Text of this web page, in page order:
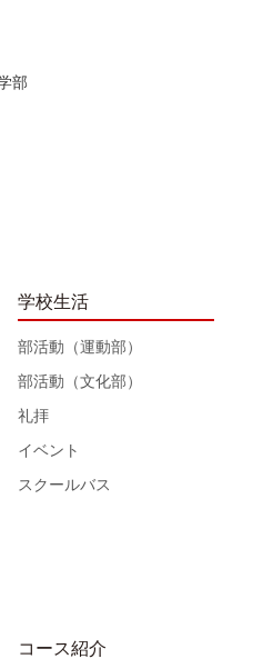
部
学校生活
部活動（運動部）
部活動（文化部）
礼拝
イベント
スクールバス
コース紹介